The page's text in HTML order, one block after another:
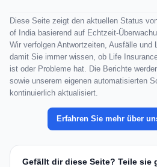
Diese Seite zeigt den aktuellen Status
of India basierend auf Echtzeit-
Wir verfolgen Antwortzeiten, Ausfälle und
damit Sie immer wissen, ob Life
ist oder Probleme hat. Die Berichte
sowie unserem eigenen automatisierten
kontinuierlich aktualisiert.
Erfahren Sie mehr über
Gefällt dir diese Seite? Teile sie